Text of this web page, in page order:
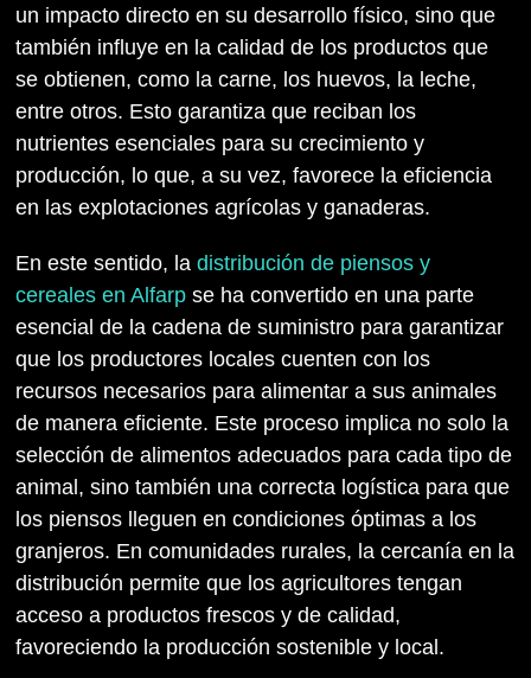
un impacto directo en su desarrollo físico, sino que
también influye en la calidad de los productos que
se obtienen, como la carne, los huevos, la leche,
entre otros. Esto garantiza que reciban los
nutrientes esenciales para su crecimiento y
producción, lo que, a su vez, favorece la eficiencia
en las explotaciones agrícolas y ganaderas.
En este sentido, ladistribución de piensos y
cereales en Alfarp se ha convertido en una parte
esencial de la cadena de suministro para garantizar
que los productores locales cuenten con los
recursos necesarios para alimentar a sus animales
de manera eficiente. Este proceso implica no solo la
selección de alimentos adecuados para cada tipo de
animal, sino también una correcta logística para que
los piensos lleguen en condiciones óptimas a los
granjeros. En comunidades rurales, la cercanía en la
distribución permite que los agricultores tengan
acceso a productos frescos y de calidad,
favoreciendo la producción sostenible y local.